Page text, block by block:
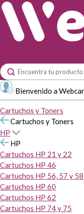
Bienvenido a
Cartuchos y Toners
Cartuchos y Toners
HP
HP
Cartuchos HP 21 y 22
Cartuchos HP 46
Cartuchos HP 56, 57 y 58
Cartuchos HP 60
Cartuchos HP 62
Cartuchos HP 74 y 75